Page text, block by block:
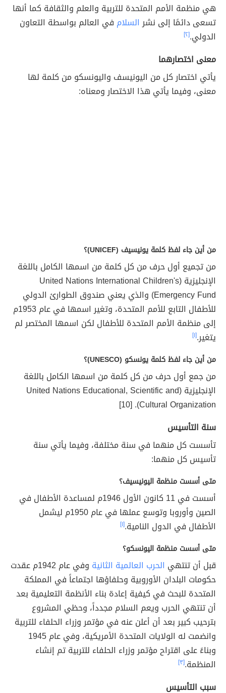
هي منظمة الأمم المتحدة للتربية والعلم والثقافة كما أنها
تسعى دائمًا إلى نشرالسلام في العالم بواسطة التعاون
الدولي.[٢]
معنى اختصارهما
يأتي اختصار كل من اليونيسف واليونسكو من كلمة لها
معنى، وفيما يأتي هذا الاختصار ومعناه:
من أين جاء لفظ كلمة يونيسيف (UNICEF)؟
من تجميع أول حرف من كل كلمة من اسمها الكامل باللغة
الإنجليزية (United Nations International Children's
Emergency Fund) والذي يعني صندوق الطوارئ الدولي
للأطفال التابع للأمم المتحدة، وتغير اسمها في عام 1953م
إلى منظمة الأمم المتحدة للأطفال لكن اسمها المختصر لم
يتغير.[١]
من أين جاء لفظ كلمة يونسكو (UNESCO)؟
من جمع أول حرف من كل كلمة من اسمها الكامل باللغة
الإنجليزية (United Nations Educational, Scientific and
Cultural Organization). [10]
سنة التأسيس
تأسست كل منهما في سنة مختلفة، وفيما يأتي سنة
تأسيس كل منهما:
متى أسست منظمة اليونيسيف؟
أسست في 11 كانون الأول 1946م لمساعدة الأطفال في
الصين وأوروبا وتوسع عملها في عام 1950م ليشمل
الأطفال في الدول النامية.[١]
متى أسست منظمة اليونسكو؟
قبل أن تنتهي الحرب العالمية الثانية
وفي عام 1942م عقدت
حكومات البلدان الأوروبية وحلفاؤها اجتماعاً في المملكة
المتحدة للبحث في كيفية إعادة بناء الأنظمة التعليمية بعد
أن تنتهي الحرب ويعم السلام مجدداً، وحظي المشروع
بترحيب كبير بعد أن أعلن عنه في مؤتمر وزراء الحلفاء للتربية
وانضمت له الولايات المتحدة الأمريكية، وفي عام 1945
وبناءً على اقتراح مؤتمر وزراء الحلفاء للتربية تم إنشاء
المنظمة.[٣]
سبب التأسيس